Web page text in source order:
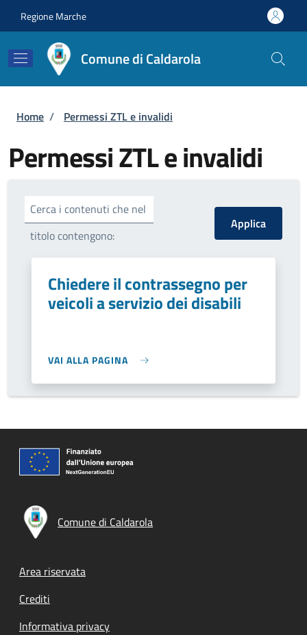
Regione Marche
Comune di Caldarola
Briciole di pane
Home / Permessi ZTL e invalidi
Permessi ZTL e invalidi
Cerca i contenuti che nel
titolo contengono:
Chiedere il contrassegno per
veicoli a servizio dei disabili
VAI ALLA PAGINA
Comune di Caldarola
Footer menu
Area riservata
Crediti
Informativa privacy